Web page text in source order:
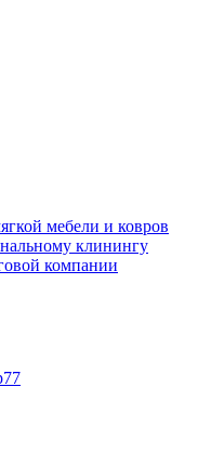
мебели и ковров
клинингу
компании